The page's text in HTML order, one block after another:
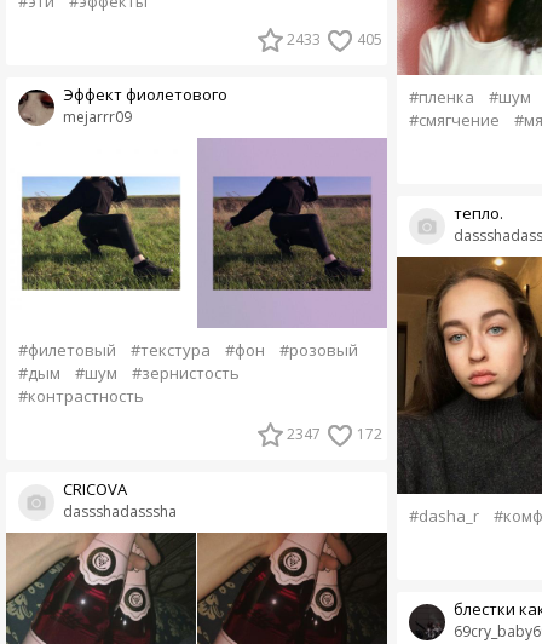
2433 405
mejarrr09
Эффект фиолетового
#филетовый #текстура #фон
#розовый
#дым
#шум
#зернистость
#контрастность
2347 172
dassshadasssha
CRICOVA
#пленка
#шум
#смягчение
тепло.
#dasha_r
блестки